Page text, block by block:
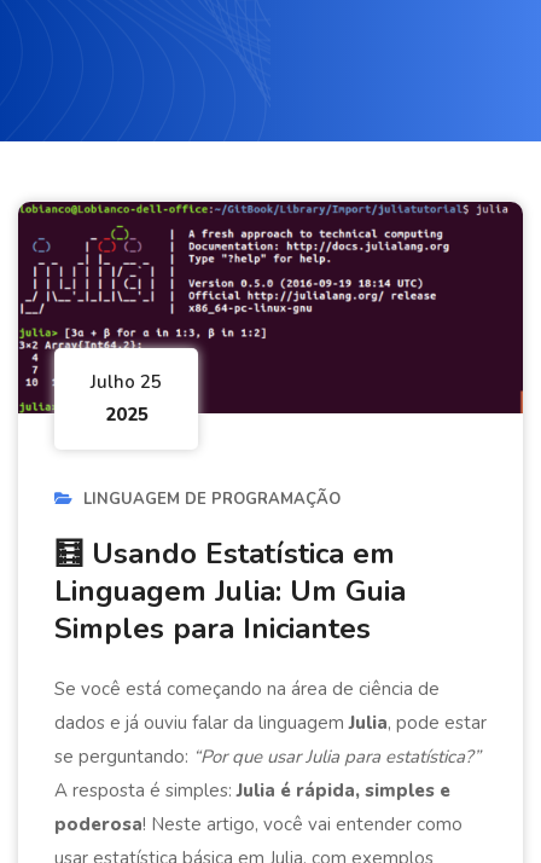
Julho 25
2025
LINGUAGEM DE PROGRAMAÇÃO
🧮 Usando Estatística em
Linguagem Julia: Um Guia
Simples para Iniciantes
Se você está começando na área de ciência de
dados e já ouviu falar da linguagemJulia, pode estar
se perguntando: “Por que usar Julia para estatística?”
A resposta é simples:Julia é rápida, simples e
poderosa! Neste artigo, você vai entender como
usar estatística básica em Julia, com exemplos